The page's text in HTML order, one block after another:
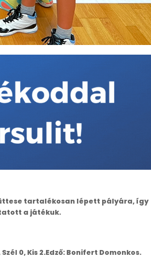
tartalékosan lépett pályára, így
a játékuk.
0, Kis 2.Edző: Bonifert Domonkos.